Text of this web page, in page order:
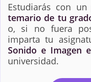
Estudiarás con un
temario de tu
o, si no fuera
imparta tu
Sonido e Imagen
universidad.